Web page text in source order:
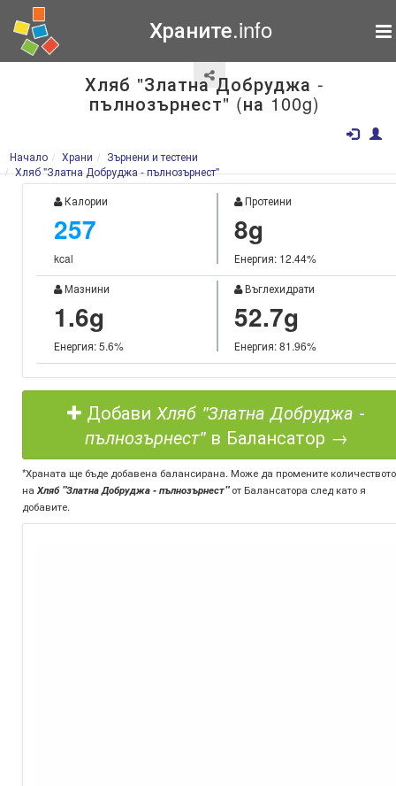
Храните.info
Хляб "Златна Добруджа -
пълнозърнест" (на 100g)
Начало Храни
Зърнени и тестени
Хляб "Златна Добруджа - пълнозърнест"
Калории
257
kcal
Протеини
8g
Енергия: 12.44%
Мазнини
1.6g
Енергия: 5.6%
Въглехидрати
52.7g
Енергия: 81.96%
Добави Хляб "Златна Добруджа -
пълнозърнест"в Балансатор →
*Храната ще бъде добавена балансирана. Може да промените количеството
на Хляб "Златна Добруджа - пълнозърнест"от Балансатора след като я
добавите.